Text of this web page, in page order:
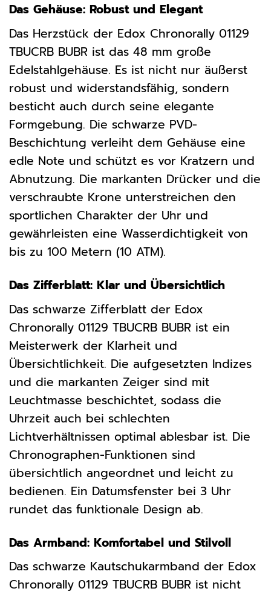
Das Gehäuse: Robust und Elegant
Das Herzstück der Edox Chronorally 01129
TBUCRB BUBR ist das 48 mm große
Edelstahlgehäuse. Es ist nicht nur äußerst
robust und widerstandsfähig, sondern
besticht auch durch seine elegante
Formgebung. Die schwarze PVD-
Beschichtung verleiht dem Gehäuse eine
edle Note und schützt es vor Kratzern und
Abnutzung. Die markanten Drücker und die
verschraubte Krone unterstreichen den
sportlichen Charakter der Uhr und
gewährleisten eine Wasserdichtigkeit von
bis zu 100 Metern (10 ATM).
Das Zifferblatt: Klar und Übersichtlich
Das schwarze Zifferblatt der Edox
Chronorally 01129 TBUCRB BUBR ist ein
Meisterwerk der Klarheit und
Übersichtlichkeit. Die aufgesetzten Indizes
und die markanten Zeiger sind mit
Leuchtmasse beschichtet, sodass die
Uhrzeit auch bei schlechten
Lichtverhältnissen optimal ablesbar ist. Die
Chronographen-Funktionen sind
übersichtlich angeordnet und leicht zu
bedienen. Ein Datumsfenster bei 3 Uhr
rundet das funktionale Design ab.
Das Armband: Komfortabel und Stilvoll
Das schwarze Kautschukarmband der Edox
Chronorally 01129 TBUCRB BUBR ist nicht